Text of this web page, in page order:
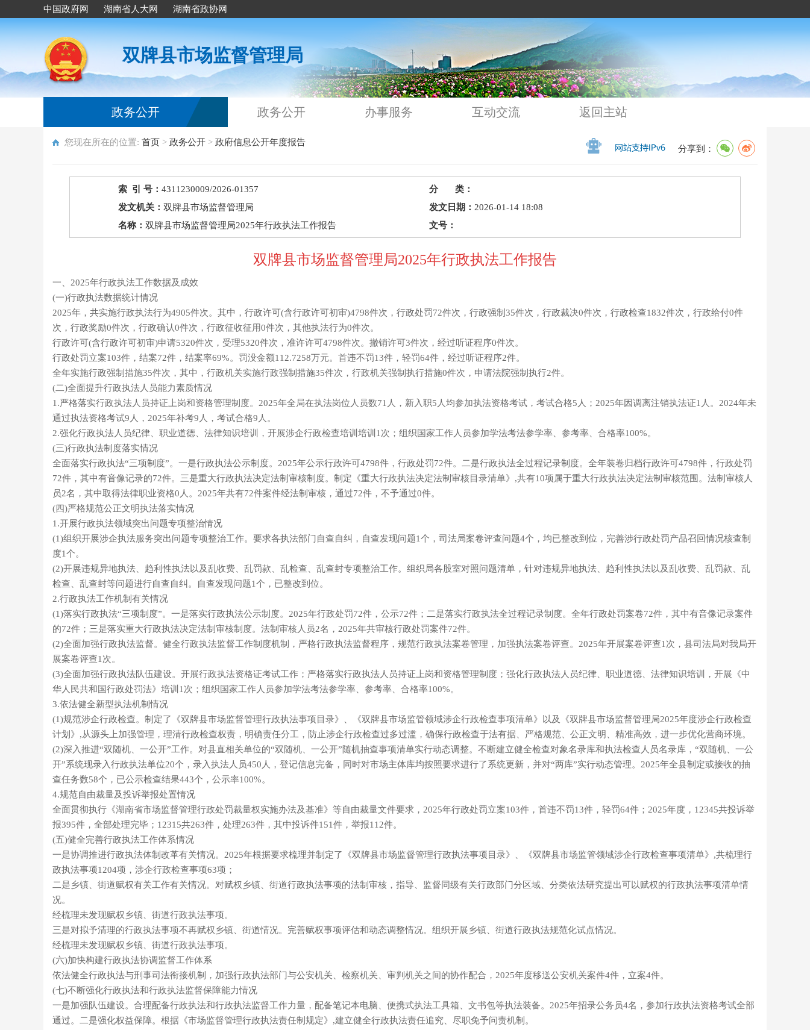
中国政府网 湖南省人大网 湖南省政协网
双牌县市场监督管理局
政务公开 政务公开 办事服务 互动交流 返回主站
您现在所在的位置: 首页 > 政务公开 > 政府信息公开年度报告
分享到：
索 引 号：4311230009/2026-01357
分 类：
发文机关：双牌县市场监督管理局 发文日期： 2026-01-14 18:08
名称：双牌县市场监督管理局2025年行政执法工作报告 文号：
双牌县市场监督管理局2025年行政执法工作报告
一、2025年行政执法工作数据及成效
(一)行政执法数据统计情况
2025年，共实施行政执法行为4905件次。其中，行政许可(含行政许可初审)4798件次，行政处罚72件次，行政强制35件次，行政裁决0件次，行政检查1832件次，行政给付0件
次，行政奖励0件次，行政确认0件次，行政征收征用0件次，其他执法行为0件次。
行政许可(含行政许可初审)申请5320件次，受理5320件次，准许许可4798件次。撤销许可3件次，经过听证程序0件次。
行政处罚立案103件，结案72件，结案率69%。罚没金额112.7258万元。首违不罚13件，轻罚64件，经过听证程序2件。
全年实施行政强制措施35件次，其中，行政机关实施行政强制措施35件次，行政机关强制执行措施0件次，申请法院强制执行2件。
(二)全面提升行政执法人员能力素质情况
1.严格落实行政执法人员持证上岗和资格管理制度。2025年全局在执法岗位人员数71人，新入职5人均参加执法资格考试，考试合格5人；2025年因调离注销执法证1人。2024年未
通过执法资格考试9人，2025年补考9人，考试合格9人。
2.强化行政执法人员纪律、职业道德、法律知识培训，开展涉企行政检查培训培训1次；组织国家工作人员参加学法考法参学率、参考率、合格率100%。
(三)行政执法制度落实情况
全面落实行政执法“三项制度”。一是行政执法公示制度。2025年公示行政许可4798件，行政处罚72件。二是行政执法全过程记录制度。全年装卷归档行政许可4798件，行政处罚
72件，其中有音像记录的72件。三是重大行政执法决定法制审核制度。制定《重大行政执法决定法制审核目录清单》,共有10项属于重大行政执法决定法制审核范围。法制审核人
员2名，其中取得法律职业资格0人。2025年共有72件案件经法制审核，通过72件，不予通过0件。
(四)严格规范公正文明执法落实情况
1.开展行政执法领域突出问题专项整治情况
(1)组织开展涉企执法服务突出问题专项整治工作。要求各执法部门自查自纠，自查发现问题1个，司法局案卷评查问题4个，均已整改到位，完善涉行政处罚产品召回情况核查制
度1个。
(2)开展违规异地执法、趋利性执法以及乱收费、乱罚款、乱检查、乱查封专项整治工作。组织局各股室对照问题清单，针对违规异地执法、趋利性执法以及乱收费、乱罚款、乱
检查、乱查封等问题进行自查自纠。自查发现问题1个，已整改到位。
2.行政执法工作机制有关情况
(1)落实行政执法“三项制度”。一是落实行政执法公示制度。2025年行政处罚72件，公示72件；二是落实行政执法全过程记录制度。全年行政处罚案卷72件，其中有音像记录案件
的72件；三是落实重大行政执法决定法制审核制度。法制审核人员2名，2025年共审核行政处罚案件72件。
(2)全面加强行政执法监督。健全行政执法监督工作制度机制，严格行政执法监督程序，规范行政执法案卷管理，加强执法案卷评查。2025年开展案卷评查1次，县司法局对我局开
展案卷评查1次。
(3)全面加强行政执法队伍建设。开展行政执法资格证考试工作；严格落实行政执法人员持证上岗和资格管理制度；强化行政执法人员纪律、职业道德、法律知识培训，开展《中
华人民共和国行政处罚法》培训1次；组织国家工作人员参加学法考法参学率、参考率、合格率100%。
3.依法健全新型执法机制情况
(1)规范涉企行政检查。制定了《双牌县市场监督管理行政执法事项目录》、《双牌县市场监管领域涉企行政检查事项清单》以及《双牌县市场监督管理局2025年度涉企行政检查
计划》,从源头上加强管理，理清行政检查权责，明确责任分工，防止涉企行政检查过多过滥，确保行政检查于法有据、严格规范、公正文明、精准高效，进一步优化营商环境。
(2)深入推进“双随机、一公开”工作。对县直相关单位的“双随机、一公开”随机抽查事项清单实行动态调整。不断建立健全检查对象名录库和执法检查人员名录库，“双随机、一公
开”系统现录入行政执法单位20个，录入执法人员450人，登记信息完备，同时对市场主体库均按照要求进行了系统更新，并对“两库”实行动态管理。2025年全县制定或接收的抽
查任务数58个，已公示检查结果443个，公示率100%。
4.规范自由裁量及投诉举报处置情况
全面贯彻执行《湖南省市场监督管理行政处罚裁量权实施办法及基准》等自由裁量文件要求，2025年行政处罚立案103件，首违不罚13件，轻罚64件；2025年度，12345共投诉举
报395件，全部处理完毕；12315共263件，处理263件，其中投诉件151件，举报112件。
(五)健全完善行政执法工作体系情况
一是协调推进行政执法体制改革有关情况。2025年根据要求梳理并制定了《双牌县市场监督管理行政执法事项目录》、《双牌县市场监管领域涉企行政检查事项清单》,共梳理行
政执法事项1204项，涉企行政检查事项63项；
二是乡镇、街道赋权有关工作有关情况。对赋权乡镇、街道行政执法事项的法制审核，指导、监督同级有关行政部门分区域、分类依法研究提出可以赋权的行政执法事项清单情
况。
经梳理未发现赋权乡镇、街道行政执法事项。
三是对拟予清理的行政执法事项不再赋权乡镇、街道情况。完善赋权事项评估和动态调整情况。组织开展乡镇、街道行政执法规范化试点情况。
经梳理未发现赋权乡镇、街道行政执法事项。
(六)加快构建行政执法协调监督工作体系
依法健全行政执法与刑事司法衔接机制，加强行政执法部门与公安机关、检察机关、审判机关之间的协作配合，2025年度移送公安机关案件4件，立案4件。
(七)不断强化行政执法和行政执法监督保障能力情况
一是加强队伍建设。合理配备行政执法和行政执法监督工作力量，配备笔记本电脑、便携式执法工具箱、文书包等执法装备。2025年招录公务员4名，参加行政执法资格考试全部
通过。二是强化权益保障。根据《市场监督管理行政执法责任制规定》,建立健全行政执法责任追究、尽职免予问责机制。